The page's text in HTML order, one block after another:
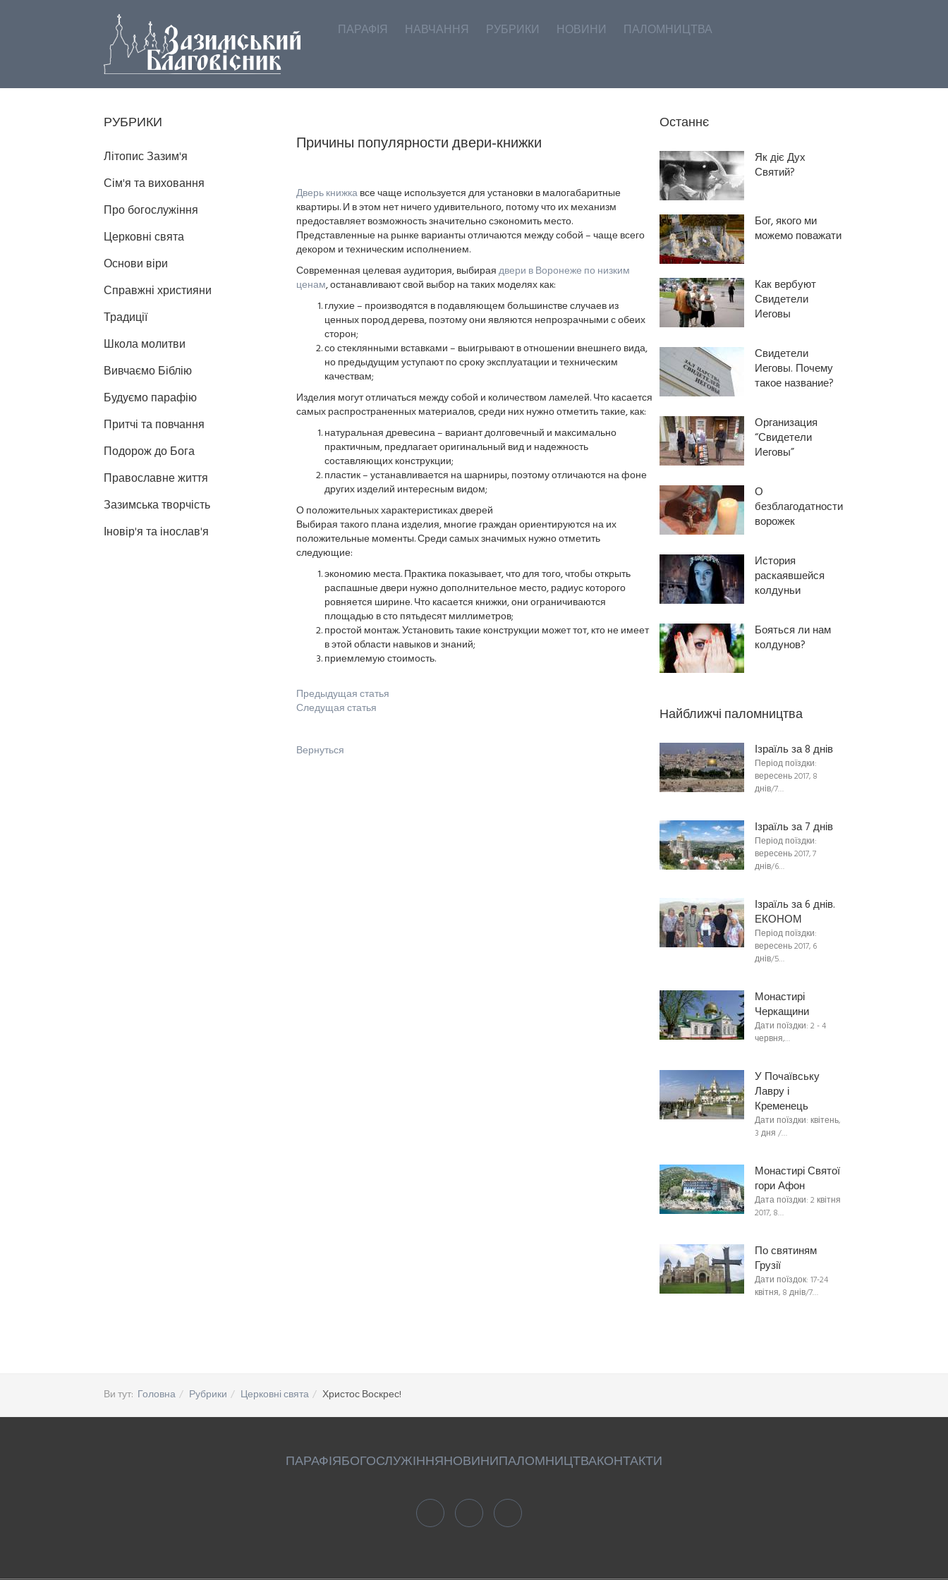
ПАРАФІЯ НАВЧАННЯ РУБРИКИ НОВИНИ ПАЛОМНИЦТВА
Причины популярности двери-книжки
Дверь книжкавсе чаще используется для установки в малогабаритные
квартиры. И в этом нет ничего удивительного, потому что их механизм
предоставляет возможность значительно сэкономить место.
Представленные на рынке варианты отличаются между собой – чаще всего
декором и техническим исполнением.
Современная целевая аудитория, выбираядвери в Воронеже по низким
ценам, останавливают свой выбор на таких моделях как:
глухие – производятся в подавляющем большинстве случаев из
ценных пород дерева, поэтому они являются непрозрачными с обеих
сторон;
со стеклянными вставками – выигрывают в отношении внешнего вида,
но предыдущим уступают по сроку эксплуатации и техническим
качествам;
Изделия могут отличаться между собой и количеством ламелей. Что касается
самых распространенных материалов, среди них нужно отметить такие, как:
натуральная древесина – вариант долговечный и максимально
практичным, предлагает оригинальный вид и надежность
составляющих конструкции;
пластик – устанавливается на шарниры, поэтому отличаются на фоне
других изделий интересным видом;
О положительных характеристиках дверей
Выбирая такого плана изделия, многие граждан ориентируются на их
положительные моменты. Среди самых значимых нужно отметить
следующие:
экономию места. Практика показывает, что для того, чтобы открыть
распашные двери нужно дополнительное место, радиус которого
ровняется ширине. Что касается книжки, они ограничиваются
площадью в сто пятьдесят миллиметров;
простой монтаж. Установить такие конструкции может тот, кто не имеет
в этой области навыков и знаний;
приемлемую стоимость.
Предыдущая статья
Следущая статья
Вернуться
РУБРИКИ
Літопис Зазим'я
Сім'я та виховання
Про богослужіння
Церковні свята
Основи віри
Справжні християни
Традиції
Школа молитви
Вивчаємо Біблію
Будуємо парафію
Притчі та повчання
Подорож до Бога
Православне життя
Зазимська творчість
Іновір'я та інослав'я
Останнє
Як діє Дух
Святий?
Бог, якого ми
можемо поважати
Как вербуют
Свидетели
Иеговы
Свидетели
Иеговы. Почему
такое название?
Организация
“Свидетели
Иеговы”
О
безблагодатности
ворожек
История
раскаявшейся
колдуньи
Бояться ли нам
колдунов?
Найближчі паломництва
Ізраїль за 8 днів
Період поїздки:
вересень 2017, 8
днів/7…
Ізраїль за 7 днів
Період поїздки:
вересень 2017, 7
днів/6…
Ізраїль за 6 днів.
ЕКОНОМ
Період поїздки:
вересень 2017, 6
днів/5…
Монастирі
Черкащини
Дати поїздки: 2 - 4
червня,…
У Почаївську
Лавру і
Кременець
Дати поїздки: квітень,
3 дня /…
Монастирі Святої
гори Афон
Дата поїздки: 2 квітня
2017, 8…
По святиням
Грузії
Дати поїздок: 17-24
квітня, 8 днів/7…
Ви тут: Головна Рубрики Церковні свята Христос Воскрес!
ПАРАФІЯБОГОСЛУЖІННЯНОВИНИПАЛОМНИЦТВАКОНТАКТИ